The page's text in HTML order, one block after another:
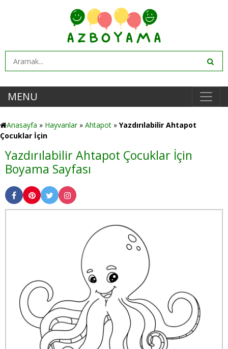
MENU
Anasayfa » Hayvanlar» Ahtapot » Yazdırılabilir Ahtapot
Çocuklar İçin
Yazdırılabilir Ahtapot Çocuklar İçin
Boyama Sayfası